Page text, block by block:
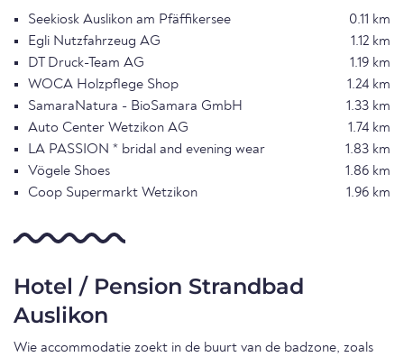
Seekiosk Auslikon am Pfäffikersee
0.11 km
Egli Nutzfahrzeug AG
1.12 km
DT Druck-Team AG
1.19 km
WOCA Holzpflege Shop
1.24 km
SamaraNatura - BioSamara GmbH
1.33 km
Auto Center Wetzikon AG
1.74 km
LA PASSION * bridal and evening wear
1.83 km
Vögele Shoes
1.86 km
Coop Supermarkt Wetzikon
1.96 km
Hotel / Pension Strandbad
Auslikon
Wie accommodatie zoekt in de buurt van de badzone, zoals